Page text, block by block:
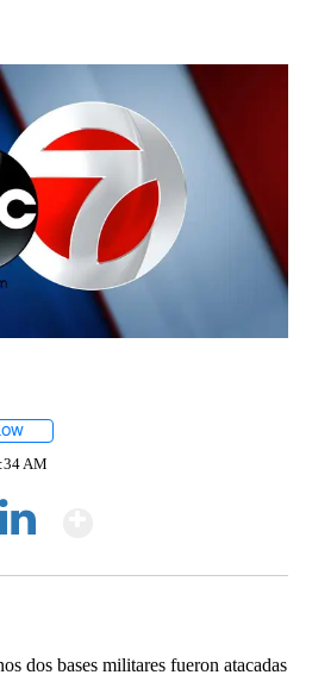
AM
dos bases militares fueron atacadas